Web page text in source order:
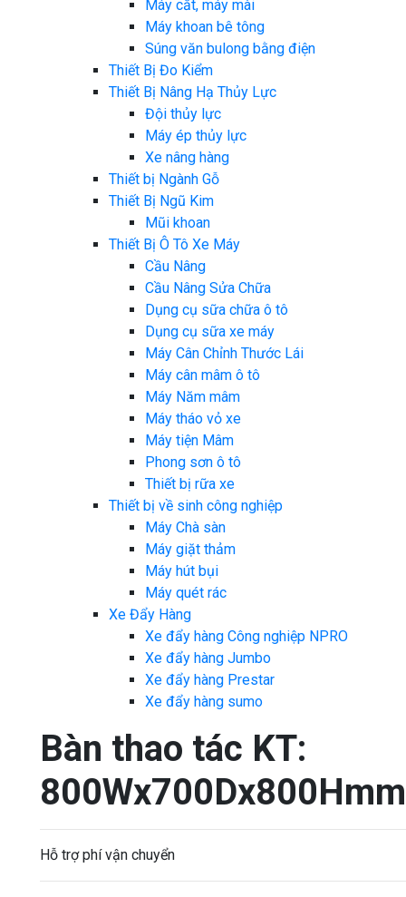
Máy cắt, máy mài
Máy khoan bê tông
Súng văn bulong bằng điện
Thiết Bị Đo Kiểm
Thiết Bị Nâng Hạ Thủy Lực
Đội thủy lực
Máy ép thủy lực
Xe nâng hàng
Thiết bị Ngành Gỗ
Thiết Bị Ngũ Kim
Mũi khoan
Thiết Bị Ô Tô Xe Máy
Cầu Nâng
Cầu Nâng Sửa Chữa
Dụng cụ sữa chữa ô tô
Dụng cụ sữa xe máy
Máy Cân Chỉnh Thước Lái
Máy cân mâm ô tô
Máy Năm mâm
Máy tháo vỏ xe
Máy tiện Mâm
Phong sơn ô tô
Thiết bị rữa xe
Thiết bị về sinh công nghiệp
Máy Chà sàn
Máy giặt thảm
Máy hút bụi
Máy quét rác
Xe Đẩy Hàng
Xe đẩy hàng Công nghiệp NPRO
Xe đẩy hàng Jumbo
Xe đẩy hàng Prestar
Xe đẩy hàng sumo
Bàn thao tác KT:
800Wx700Dx800Hmm
Hỗ trợ phí vận chuyển